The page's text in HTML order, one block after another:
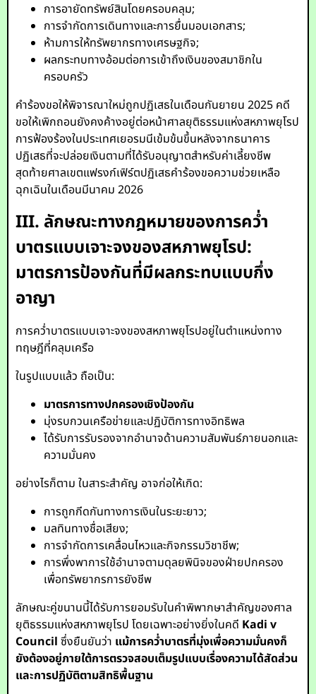
การอายัดทรัพย์สินโดยครอบคลุม;
การจำกัดการเดินทางและการยื่นมอบเอกสาร;
ห้ามการให้ทรัพยากรทางเศรษฐกิจ;
ผลกระทบทางอ้อมต่อการเข้าถึงเงินของสมาชิกใน
ครอบครัว
คำร้องขอให้พิจารณาใหม่ถูกปฏิเสธในเดือนกันยายน 2025 คดี
ขอให้เพิกถอนยังคงค้างอยู่ต่อหน้าศาลยุติธรรมแห่งสหภาพยุโรป
การฟ้องร้องในประเทศเยอรมนีเข้มข้นขึ้นหลังจากธนาคาร
ปฏิเสธที่จะปล่อยเงินตามที่ได้รับอนุญาตสำหรับค่าเลี้ยงชีพ
สุดท้ายศาลเขตแฟรงก์เฟิร์ตปฏิเสธคำร้องขอความช่วยเหลือ
ฉุกเฉินในเดือนมีนาคม 2026
III. ลักษณะทางกฎหมายของการคว่ำ
บาตรแบบเจาะจงของสหภาพยุโรป:
มาตรการป้องกันที่มีผลกระทบแบบกึ่ง
อาญา
การคว่ำบาตรแบบเจาะจงของสหภาพยุโรปอยู่ในตำแหน่งทาง
ทฤษฎีที่คลุมเครือ
ในรูปแบบแล้ว ถือเป็น:
มาตรการทางปกครองเชิงป้องกัน
มุ่งรบกวนเครือข่ายและปฏิบัติการทางอิทธิพล
ได้รับการรับรองจากอำนาจด้านความสัมพันธ์ภายนอกและ
ความมั่นคง
อย่างไรก็ตาม ในสาระสำคัญ อาจก่อให้เกิด:
การถูกกีดกันทางการเงินในระยะยาว;
มลทินทางชื่อเสียง;
การจำกัดการเคลื่อนไหวและกิจกรรมวิชาชีพ;
การพึ่งพาการใช้อำนาจตามดุลยพินิจของฝ่ายปกครอง
เพื่อทรัพยากรการยังชีพ
ลักษณะคู่ขนานนี้ได้รับการยอมรับในคำพิพากษาสำคัญของศาล
ยุติธรรมแห่งสหภาพยุโรป โดยเฉพาะอย่างยิ่งในคดี Kadi v
Council ซึ่งยืนยันว่า แม้การคว่ำบาตรที่มุ่งเพื่อความมั่นคงก็
ยังต้องอยู่ภายใต้การตรวจสอบเต็มรูปแบบเรื่องความได้สัดส่วน
และการปฏิบัติตามสิทธิพื้นฐาน